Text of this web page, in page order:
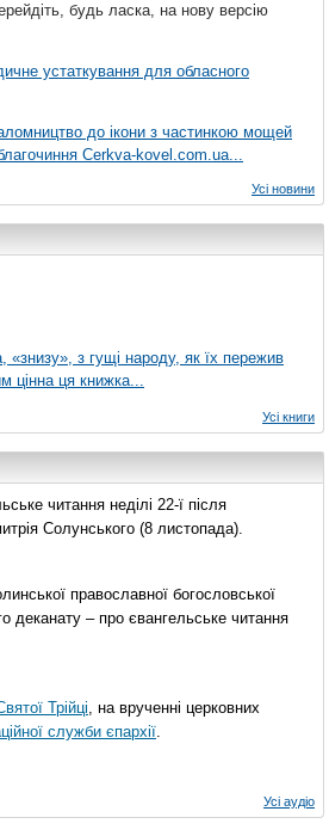
будь ласка, на нову версію
устаткування для обласного
до ікони з частинкою мощей
Сerkva-kovel.com.ua...
Усі новини
«знизу», з гущі народу, як їх пережив
цінна ця книжка...
Усі книги
читання неділі 22-ї після
Солунського (8 листопада).
православної богословської
деканату – про євангельське читання
Трійці, на врученні церковних
служби єпархії.
Усі аудіо